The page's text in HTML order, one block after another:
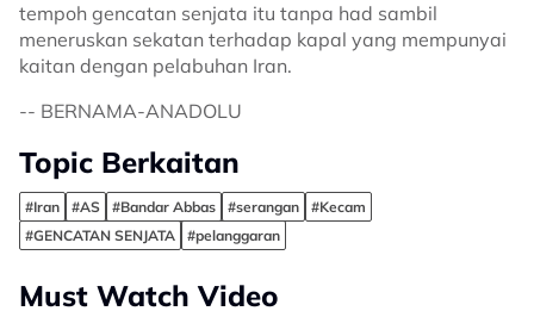
tempoh gencatan senjata itu tanpa had sambil
meneruskan sekatan terhadap kapal yang mempunyai
kaitan dengan pelabuhan Iran.
-- BERNAMA-ANADOLU
Topic Berkaitan
#Iran #AS #Bandar Abbas #serangan
#Kecam
#GENCATAN SENJATA
#pelanggaran
Must Watch Video